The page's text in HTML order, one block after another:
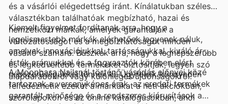
és a vásárlói elégedettség iránt. Kínálatukban széles
választékban találhatóak megbízható, hazai és
nemzetközi márkák, amelyek garantálják a
változatosságot és a megbízhatóságot minden
vásárló számára. Büszkék arra, hogy a legnépszerűbb
és legkedveltebb termékeket biztosítják, legyen szó
alapdarabokról vagy különleges újdonságokról.
Kiemelt figyelmet fordítanak arra, hogy a
legelismertebb márkák elérhetőek legyenek náluk,
amelyek innovációjukkal, tartósságukkal, kiváló ár-
érték arányukkal és a fogyasztók körében elért
népszerűségükkel tűnnek ki. Ügyfeleik könnyedén
felfedezhetik ezeket a márkákat a heti akciókban,
szórólapokon és az online katalógusokban, ahol
A Moonbasa Nailsnál történő vásárlás előnyei közé
tartoznak a versenyképes árak, az eredeti termékek
garantált minősége és a rendszeres kiárusítások a